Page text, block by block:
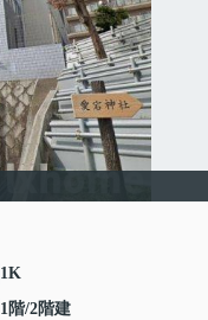
1K
1階/2階建